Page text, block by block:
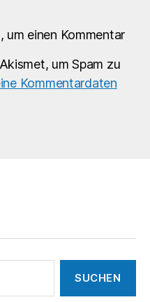
um einen Kommentar
um Spam zu
Kommentardaten